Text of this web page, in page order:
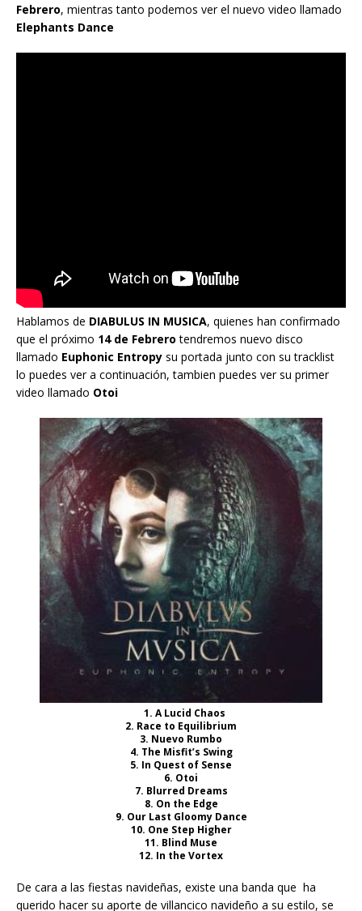
Febrero, mientras tanto podemos ver el nuevo video llamado
Elephants Dance
Hablamos de DIABULUS IN MUSICA, quienes han confirmado
que el próximo 14 de Febrero tendremos nuevo disco
llamado Euphonic Entropy su portada junto con su tracklist
lo puedes ver a continuación, tambien puedes ver su primer
video llamado Otoi
1. A Lucid Chaos
2. Race to Equilibrium
3. Nuevo Rumbo
4. The Misfit’s Swing
5. In Quest of Sense
6. Otoi
7. Blurred Dreams
8. On the Edge
9. Our Last Gloomy Dance
10. One Step Higher
11. Blind Muse
12. In the Vortex
De cara a las fiestas navideñas, existe una banda que ha
querido hacer su aporte de villancico navideño a su estilo, se